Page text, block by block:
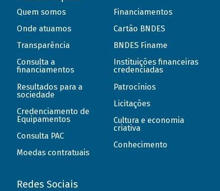
Quem somos
Onde atuamos
Transparência
Consulta a
financiamentos
Resultados para a
sociedade
Credenciamento de
Equipamentos
Consulta PAC
Moedas contratuais
Financiamentos
Cartão BNDES
BNDES Finame
Instituições financeiras
credenciadas
Patrocínios
Licitações
Cultura e economia
criativa
Conhecimento
Redes Sociais